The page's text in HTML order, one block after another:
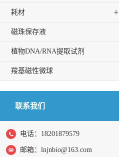
耗材 +
磁珠保存液
植物DNA/RNA提取试剂
羧基磁性微球
联系我们
电话：18201879579
邮箱： lnjnbio@163.com